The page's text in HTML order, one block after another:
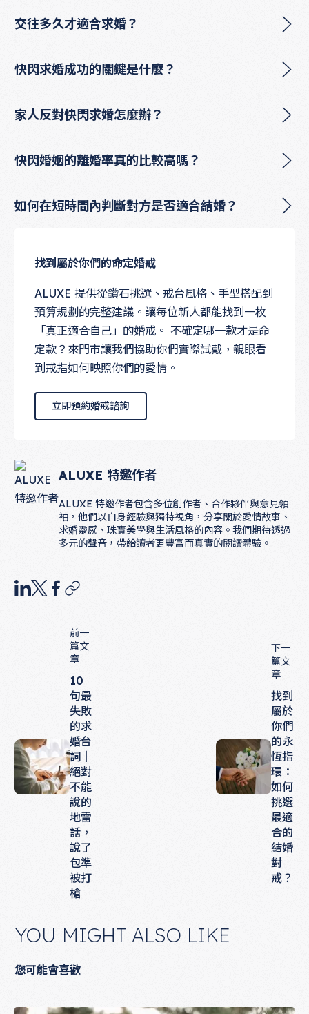
交往多久才適合求婚？
快閃求婚成功的關鍵是什麼？
家人反對快閃求婚怎麼辦？
快閃婚姻的離婚率真的比較高嗎？
如何在短時間內判斷對方是否適合結婚？
找到屬於你們的命定婚戒
ALUXE 提供從鑽石挑選、戒台風格、手型搭配到
預算規劃的完整建議。讓每位新人都能找到一枚
「真正適合自己」的婚戒。 不確定哪一款才是命
定款？來門市讓我們協助你們實際試戴，親眼看
到戒指如何映照你們的愛情。
立即預約婚戒諮詢
立即預約婚戒諮詢
ALUXE 特邀作者
ALUXE 特邀作者包含多位創作者、合作夥伴與意見領
袖，他們以自身經驗與獨特視角，分享關於愛情故事、
求婚靈感、珠寶美學與生活風格的內容。我們期待透過
多元的聲音，帶給讀者更豐富而真實的閱讀體驗。
前一
篇文
章
10
句最
失敗
的求
婚台
詞｜
絕對
不能
說的
地雷
話，
說了
包準
被打
槍
下一
篇文
章
找到
屬於
你們
的永
恆指
環：
如何
挑選
最適
合的
結婚
對
戒？
YOU MIGHT ALSO LIKE
您可能會喜歡